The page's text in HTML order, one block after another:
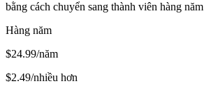
bằng cách chuyển sang thành viên hàng năm
Hàng năm
$24.99/năm
$2.49/nhiều hơn